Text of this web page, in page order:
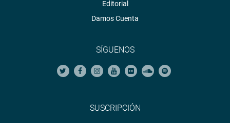
Editorial
Damos Cuenta
SÍGUENOS
SUSCRIPCIÓN